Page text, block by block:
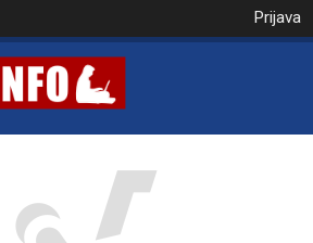
Prijava
VAŠA KOŠARICA JE